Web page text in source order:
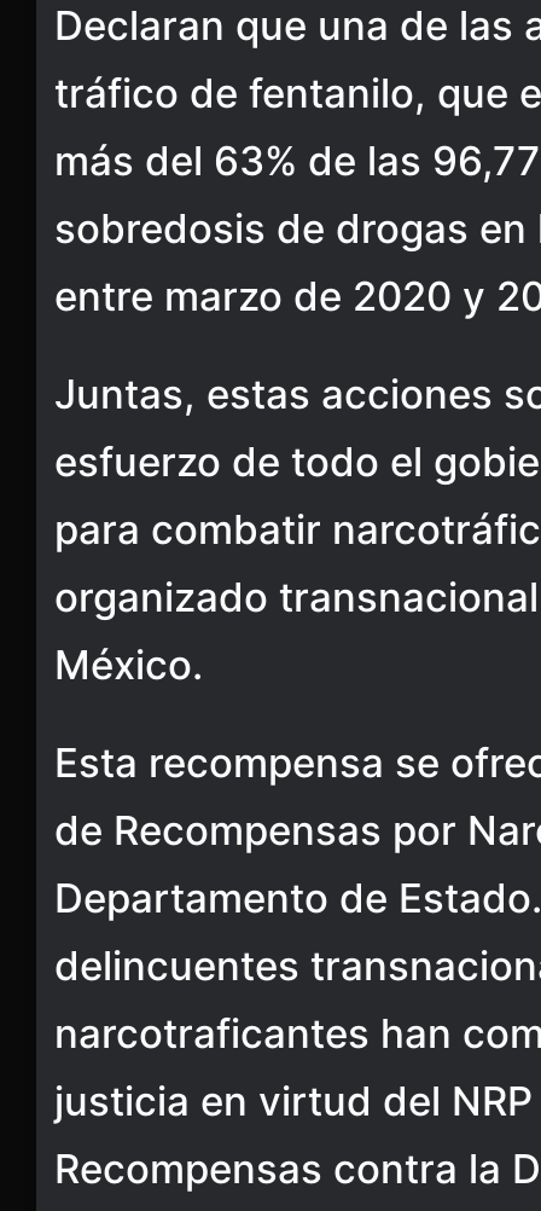
Declaran que una de las
tráfico de fentanilo, que
más del 63% de las
sobredosis de drogas
entre marzo de 2020 y
Juntas, estas acciones
esfuerzo de todo el
para combatir
organizado
México.
Esta recompensa se
de Recompensas por
Departamento de
delincuentes
narcotraficantes han
justicia en virtud del
Recompensas contra la